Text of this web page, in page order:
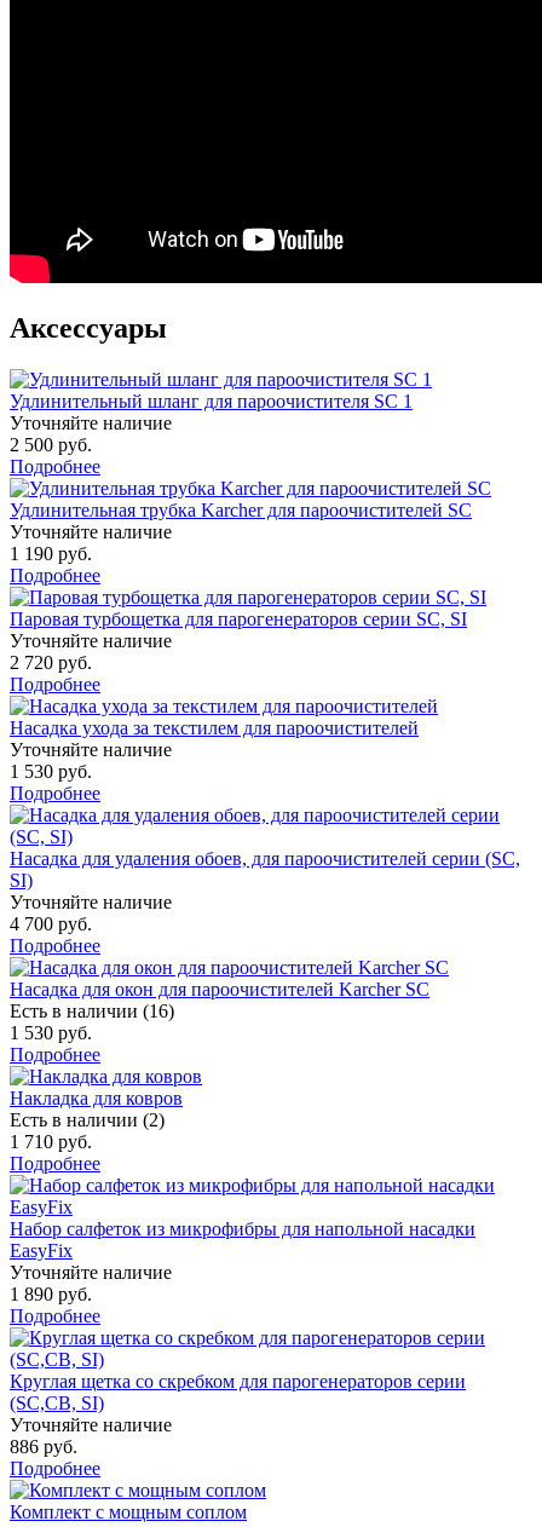
Аксессуары
Удлинительный шланг для пароочистителя SC 1
Уточняйте наличие
2 500 руб.
Подробнее
Удлинительная трубка Karcher для пароочистителей SC
Уточняйте наличие
1 190 руб.
Подробнее
Паровая турбощетка для парогенераторов серии SC, SI
Уточняйте наличие
2 720 руб.
Подробнее
Насадка ухода за текстилем для пароочистителей
Уточняйте наличие
1 530 руб.
Подробнее
Насадка для удаления обоев, для пароочистителей серии (SC,
SI)
Уточняйте наличие
4 700 руб.
Подробнее
Насадка для окон для пароочистителей Karcher SC
Есть в наличии (16)
1 530 руб.
Подробнее
Накладка для ковров
Есть в наличии (2)
1 710 руб.
Подробнее
Набор салфеток из микрофибры для напольной насадки
EasyFix
Уточняйте наличие
1 890 руб.
Подробнее
Круглая щетка со скребком для парогенераторов серии
(SC,CB, SI)
Уточняйте наличие
886 руб.
Подробнее
Комплект с мощным соплом